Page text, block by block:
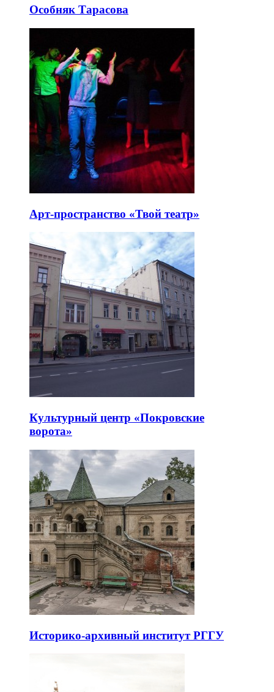
Особняк Тарасова
Арт-пространство «Твой театр»
Культурный центр «Покровские
ворота»
Историко-архивный институт РГГУ